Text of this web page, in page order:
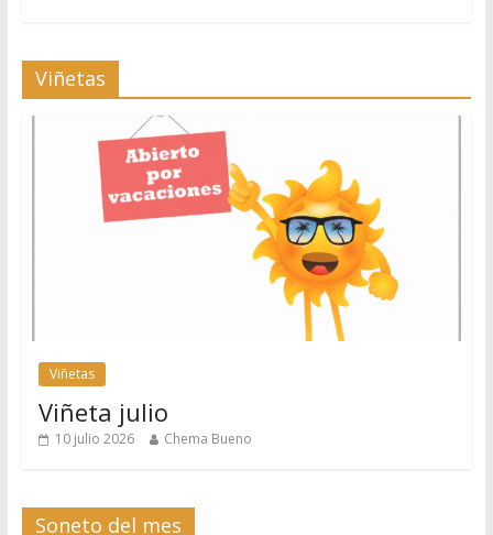
Viñetas
Viñetas
Viñeta julio
10 julio 2026 Chema Bueno
Soneto del mes